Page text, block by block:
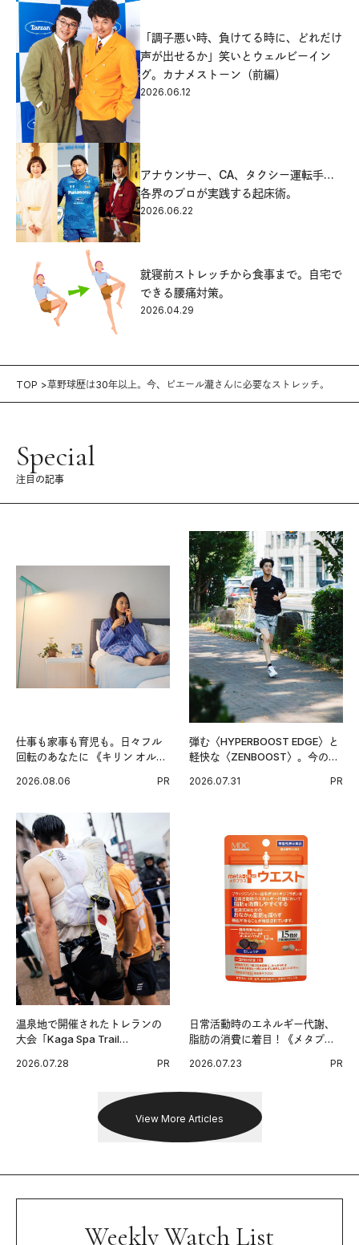
「調子悪い時、負けてる時に、どれだけ
声が出せるか」笑いとウェルビーイン
グ。カナメストーン（前編）
2026.06.12
アナウンサー、CA、タクシー運転手…
各界のプロが実践する起床術。
2026.06.22
就寝前ストレッチから食事まで。自宅で
できる腰痛対策。
2026.04.29
TOP 草野球歴は30年以上。今、ピエール瀧さんに必要なストレッチ。
Special
注目の記事
仕事も家事も育児も。日々フル
回転のあなたに 《キリン オルニ
2026.08.06 PR
弾む〈HYPERBOOST EDGE〉と
軽快な〈ZENBOOST〉。今の時
出した新機軸。
2026.07.31 PR
温泉地で開催されたトレランの
大会「Kaga Spa Trail
戦を夢見るランナーたちの奮闘
2026.07.28 PR
日常活動時のエネルギー代謝、
脂肪の消費に着目！《メタプラ
習慣。
2026.07.23 PR
View More Articles
Weekly Watch List